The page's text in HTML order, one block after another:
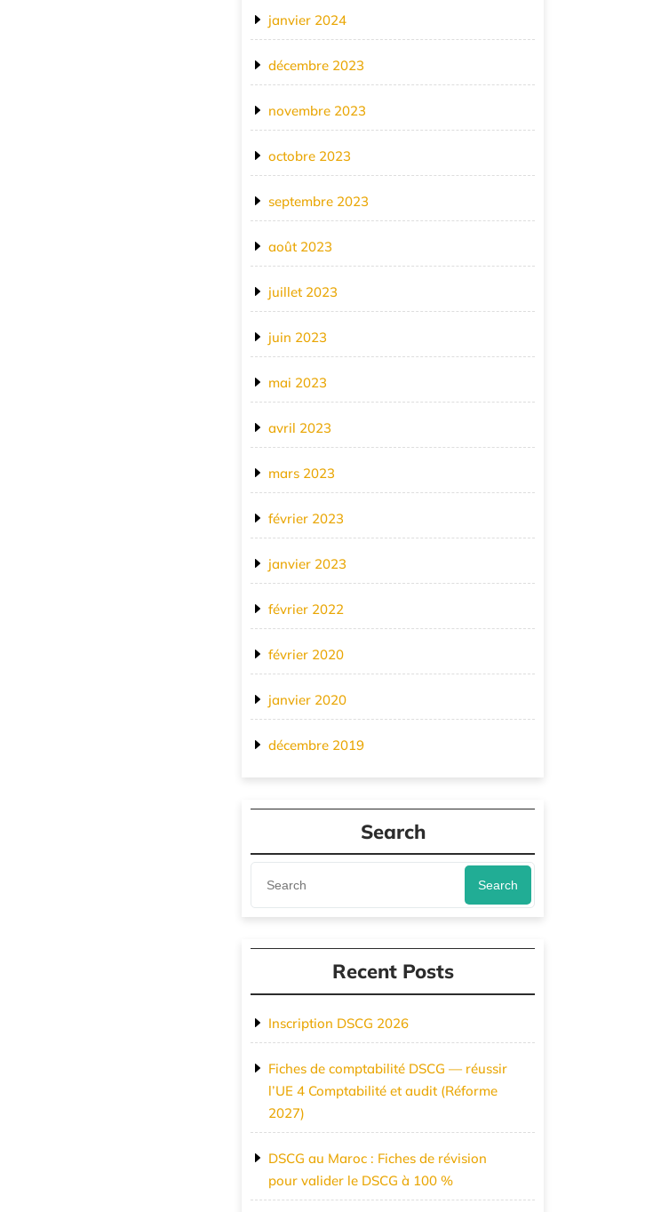
janvier 2024
décembre 2023
novembre 2023
octobre 2023
septembre 2023
août 2023
juillet 2023
juin 2023
mai 2023
avril 2023
mars 2023
février 2023
janvier 2023
février 2022
février 2020
janvier 2020
décembre 2019
Search
Search
Recent Posts
Inscription DSCG 2026
Fiches de comptabilité DSCG — réussir
l’UE 4 Comptabilité et audit (Réforme
2027)
DSCG au Maroc : Fiches de révision
pour valider le DSCG à 100 %